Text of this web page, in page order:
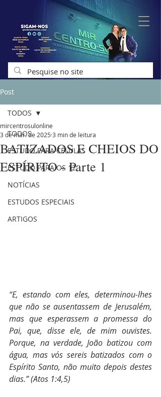
Post
TODOS
ESTUDO PARA CÉLULAS
ESTUDO PARA OS 12
NOTÍCIAS
ESTUDOS ESPECIAIS
ARTIGOS
TODOS
BATIZADOS E CHEIOS DO
ESPÍRITO - Parte 1
mircentrosulonline
3 de mar. de 2025 3 min de leitura
“E, estando com eles, determinou-lhes
que não se ausentassem de Jerusalém,
mas que esperassem a promessa do
Pai, que, disse ele, de mim ouvistes.
Porque, na verdade, João batizou com
água, mas vós sereis batizados com o
Espírito Santo, não muito depois destes
dias.” (Atos 1:4,5)